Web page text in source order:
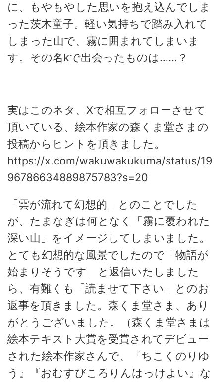
に、もやもやした思いを抱え込んでしま
った茨木童子。軽い気持ちで踏み入れて
しまった山で、霧に囲まれてしまいま
す。その名kで出会ったものは……？
実はこのネタ、Xで相互フォローさせて
頂いている、絵本作家の森くま堂さまの
投稿からヒントを頂きました。
https://x.com/wakuwakukuma/status/19
96786634889875783?s=20
「雲が流れて幻想的」とのことでした
が、たまなぎは何となく「霧に覆われた
深い山」をイメージしてしまいました。
とても幻想的な風景でしたので「物語が
始まりそうです」と返信いたしました
ら、有難くも「読ませて下さい」とのお
返事を頂きました。森くま堂さま、あり
がとうございました。（森くま堂さまは
絵本テキスト大賞を受賞されてデビュー
された絵本作家さんで、『ちこくのりゆ
う』『おむすびころりんはっけよい』な